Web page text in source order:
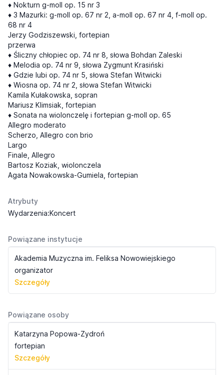
♦ Nokturn g-moll op. 15 nr 3
♦ 3 Mazurki: g-moll op. 67 nr 2, a-moll op. 67 nr 4, f-moll op.
68 nr 4
Jerzy Godziszewski, fortepian
przerwa
♦ Śliczny chłopiec op. 74 nr 8, słowa Bohdan Zaleski
♦ Melodia op. 74 nr 9, słowa Zygmunt Krasiński
♦ Gdzie lubi op. 74 nr 5, słowa Stefan Witwicki
♦ Wiosna op. 74 nr 2, słowa Stefan Witwicki
Kamila Kułakowska, sopran
Mariusz Klimsiak, fortepian
♦ Sonata na wiolonczelę i fortepian g-moll op. 65
Allegro moderato
Scherzo, Allegro con brio
Largo
Finale, Allegro
Bartosz Koziak, wiolonczela
Agata Nowakowska-Gumiela, fortepian
Atrybuty
Wydarzenia:Koncert
Powiązane instytucje
Akademia Muzyczna im. Feliksa Nowowiejskiego
organizator
Szczegóły
Powiązane osoby
Katarzyna Popowa-Zydroń
fortepian
Szczegóły